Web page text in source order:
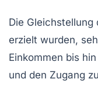
Die Gleichstellung
erzielt wurden,
Einkommen bis
und den Zugang